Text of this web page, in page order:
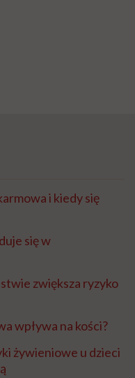
i kiedy się
się w
zwiększa ryzyko
wpływa na kości?
żywieniowe u dzieci